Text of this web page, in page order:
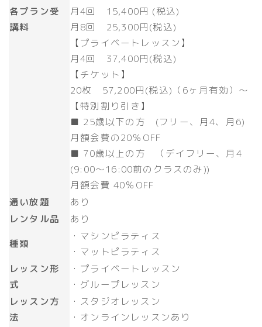
各プラン受
講料
月4回 15,400円 (税込)
月8回 25,300円(税込)
【プライベートレッスン】
月4回 37,400円(税込)
【チケット】
20枚 57,200円(税込)（6ヶ月有効）～
【特別割り引き】
■ 25歳以下の方 (フリー、月4、月6)
月額会費の20％OFF
■ 70歳以上の方 （デイフリー、月4
(9:00～16:00前のクラスのみ))​
月額会費 40％OFF
通い放題
あり
レンタル品
あり
種類
・マシンピラティス
・マットピラティス
レッスン形
式
・プライベートレッスン
・グループレッスン
レッスン方
法
・スタジオレッスン
・オンラインレッスンあり